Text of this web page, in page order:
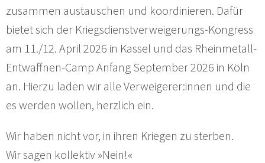
zusammen austauschen und koordinieren. Dafür
bietet sich der Kriegsdienstverweigerungs-Kongress
am 11./12. April 2026 in Kassel und das Rheinmetall-
Entwaffnen-Camp Anfang September 2026 in Köln
an. Hierzu laden wir alle Verweigerer:innen und die
es werden wollen, herzlich ein.
Wir haben nicht vor, in ihren Kriegen zu sterben.
Wir sagen kollektiv »Nein!«